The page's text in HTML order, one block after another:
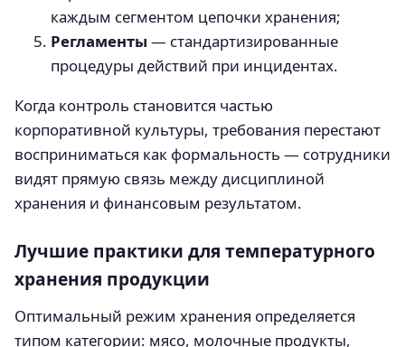
каждым сегментом цепочки хранения;
Регламенты — стандартизированные
процедуры действий при инцидентах.
Когда контроль становится частью
корпоративной культуры, требования перестают
восприниматься как формальность — сотрудники
видят прямую связь между дисциплиной
хранения и финансовым результатом.
Лучшие практики для температурного
хранения продукции
Оптимальный режим хранения определяется
типом категории: мясо, молочные продукты,